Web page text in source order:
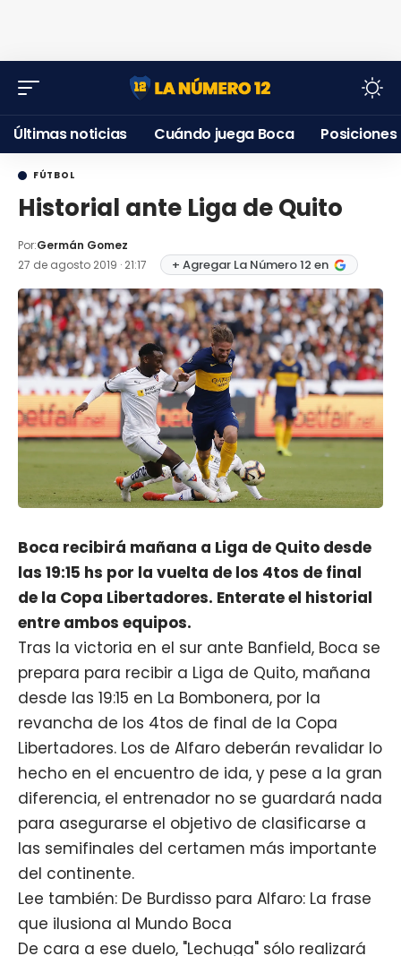
Últimas noticias Cuándo juega Boca Posiciones
FÚTBOL
Historial ante Liga de Quito
Por:Germán Gomez
27 de agosto 2019 · 21:17
+ Agregar La Número 12 en
Boca recibirá mañana a Liga de Quito desde
las 19:15 hs por la vuelta de los 4tos de final
de la Copa Libertadores. Enterate el historial
entre ambos equipos.
Tras la victoria en el sur ante Banfield, Boca se
prepara para recibir a Liga de Quito, mañana
desde las 19:15 en La Bombonera, por la
revancha de los 4tos de final de la Copa
Libertadores. Los de Alfaro deberán revalidar lo
hecho en el encuentro de ida, y pese a la gran
diferencia, el entrenador no se guardará nada
para asegurarse el objetivo de clasificarse a
las semifinales del certamen más importante
del continente.
Lee también: De Burdisso para Alfaro: La frase
que ilusiona al Mundo Boca
De cara a ese duelo, "Lechuga" sólo realizará